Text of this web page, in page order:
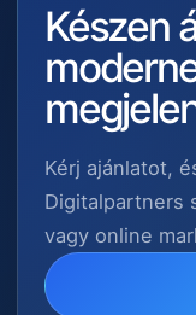
Készen
Kérj ajánlatot,
Digitalpartners
vagy online